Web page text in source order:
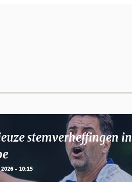
stemverheffingen in
2026 - 10:15